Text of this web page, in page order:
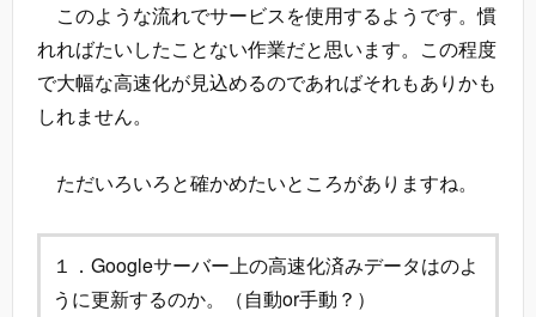
このような流れでサービスを使用するようです。慣
れればたいしたことない作業だと思います。この程度
で大幅な高速化が見込めるのであればそれもありかも
しれません。
ただいろいろと確かめたいところがありますね。
１．Googleサーバー上の高速化済みデータはのよ
うに更新するのか。（自動or手動？）